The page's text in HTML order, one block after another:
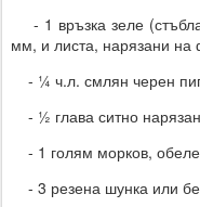
- 1 връзка зеле
мм, и листа, нарязани
- ¼ ч.л. смлян черен
- ½ глава ситно
- 1 голям морков,
- 3 резена шунка или